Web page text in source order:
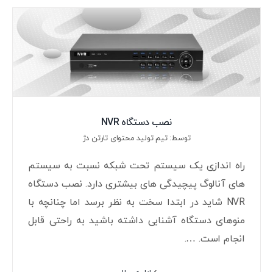
نصب دستگاه NVR
توسط: تیم تولید محتوای تارتن دژ
راه اندازی یک سیستم تحت شبکه نسبت به سیستم
های آنالوگ پیچیدگی های بیشتری دارد. نصب دستگاه
NVR شاید در ابتدا سخت به نظر برسد اما چنانچه با
منوهای دستگاه آشنایی داشته باشید به راحتی قابل
انجام است. ….